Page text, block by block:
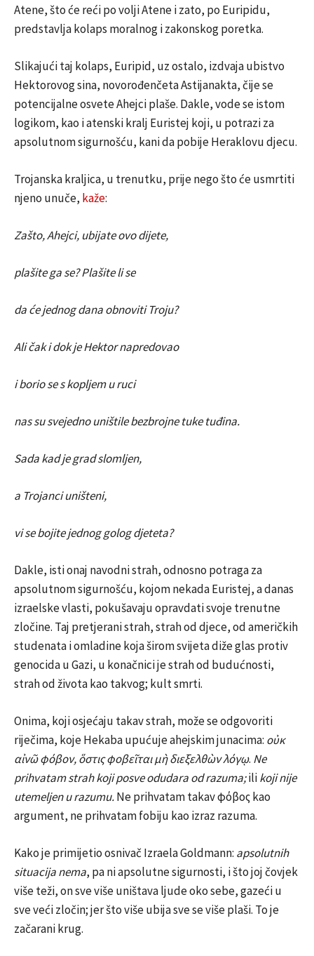
Atene, što će reći po volji Atene i zato, po Euripidu,
predstavlja kolaps moralnog i zakonskog poretka.
Slikajući taj kolaps, Euripid, uz ostalo, izdvaja ubistvo
Hektorovog sina, novorođenčeta Astijanakta, čije se
potencijalne osvete Ahejci plaše. Dakle, vode se istom
logikom, kao i atenski kralj Euristej koji, u potrazi za
apsolutnom sigurnošću, kani da pobije Heraklovu djecu.
Trojanska kraljica, u trenutku, prije nego što će usmrtiti
njeno unuče, kaže:
Zašto, Ahejci, ubijate ovo dijete,
plašite ga se? Plašite li se
da će jednog dana obnoviti Troju?
Ali čak i dok je Hektor napredovao
i borio se s kopljem u ruci
nas su svejedno uništile bezbrojne tuke tuđina.
Sada kad je grad slomljen,
a Trojanci uništeni,
vi se bojite jednog golog djeteta?
Dakle, isti onaj navodni strah, odnosno potraga za
apsolutnom sigurnošću, kojom nekada Euristej, a danas
izraelske vlasti, pokušavaju opravdati svoje trenutne
zločine. Taj pretjerani strah, strah od djece, od američkih
studenata i omladine koja širom svijeta diže glas protiv
genocida u Gazi, u konačnici je strah od budućnosti,
strah od života kao takvog; kult smrti.
Onima, koji osjećaju takav strah, može se odgovoriti
riječima, koje Hekaba upućuje ahejskim junacima: οὐκ
αἰνῶ φόβον, ὅστις φοβεῖται μὴ διεξελθὼν λόγῳ. Ne
prihvatam strah koji posve odudara od razuma;ilikojinije
utemeljen u razumu.Ne prihvatam takav φόβος kao
argument, ne prihvatam fobiju kao izraz razuma.
Kako je primijetio osnivač Izraela Goldmann: apsolutnih
situacija nema, pa ni apsolutne sigurnosti, i što joj čovjek
više teži, on sve više uništava ljude oko sebe, gazeći u
sve veći zločin; jer što više ubija sve se više plaši. To je
začarani krug.